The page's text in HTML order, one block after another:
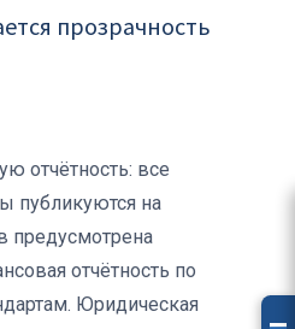
прозрачность
отчётность: все
публикуются на
предусмотрена
отчётность по
Юридическая